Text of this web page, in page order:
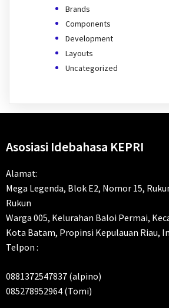
Brands
Components
Development
Layouts
Uncategorized
Asosiasi Idebahasa KEPRI
Alamat:
Mega Legenda, Blok E2, Nomor 15,
Rukun
Warga 005, Kelurahan Baloi Permai,
Kota Batam, Propinsi Kepulauan Riau,
Telpon :
0881372547837 (alpino)
085278952964 (Tomi)